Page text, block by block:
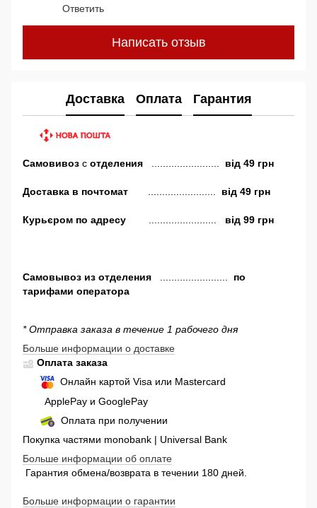
Ответить
Написать отзыв
Доставка Оплата Гарантия
Самовивоз с отделения ........................ від 49 грн
Доставка в почтомат ........................ від 49 грн
Курьєром по адресу ........................ від 99 грн
Самовывоз из отделения ........................ по
тарифами оператора
* Отправка заказа в течение 1 рабочего дня
Больше информации о доставке
Оплата заказа
Онлайн картой Visa или Mastercard
ApplePay и GooglePay
Оплата при получении
Покупка частями monobank | Universal Bank
Больше информации об оплате
Гарантия обмена/возврата в течении 180 дней.
Больше информации о гарантии